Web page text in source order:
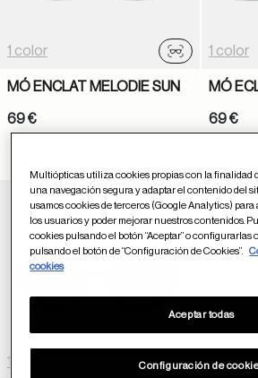
1 color
Probador
MÓ ENCLAT MELODIE SUN
69 €
1 color
MÓ
69 €
Guardar en
1 color
Probador
Multiópticas utiliza cookies propias con la finalidad
una navegación segura y adaptar el contenido del
usamos cookies de terceros (Google Analytics)
los usuarios y poder mejorar nuestros contenidos.
cookies pulsando el botón “Aceptar” o configurarlas
pulsando el botón de “Configuración de Cookies”.
cookies
Configuración de
Aceptar todas